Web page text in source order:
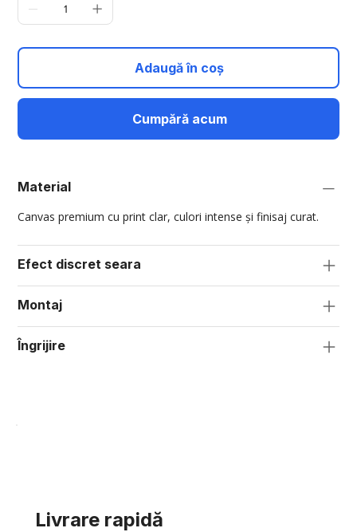
Adaugă în coș
Cumpără acum
Material
Canvas premium cu print clar, culori intense și finisaj curat.
Efect discret seara
Montaj
Îngrijire
Livrare rapidă